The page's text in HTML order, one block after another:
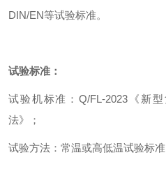
DIN/EN等试验标准。
试验标准：
试验机标准 ：Q/FL-2023 《新
法》
；
试验方法 ： 常温或高低温试验标准